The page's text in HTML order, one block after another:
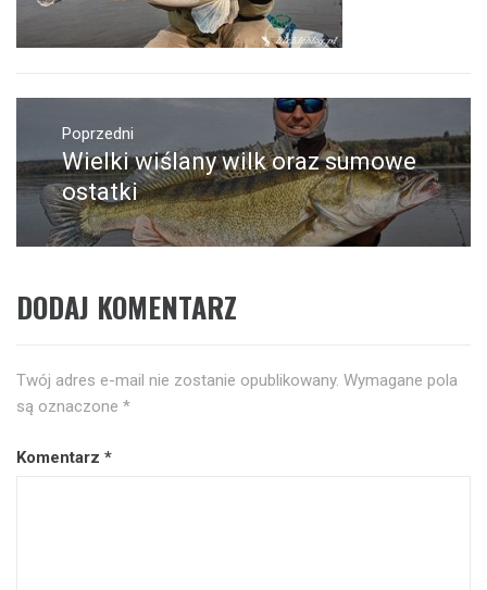
Nawigacja
wpisuPoprzedni
Poprzedni
wpis:
Wielki wiślany wilk oraz sumowe
ostatki
DODAJ KOMENTARZ
Twój adres e-mail nie zostanie opublikowany. Wymagane pola
są oznaczone *
Komentarz *